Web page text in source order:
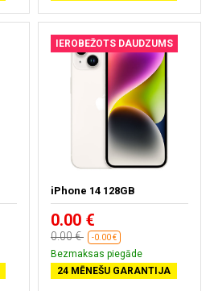
IEROBEŽOTS DAUDZUMS
iPhone 14 128GB
0.00 €
0.00 € -0.00 €
Bezmaksas piegāde
24 MĒNEŠU GARANTIJA